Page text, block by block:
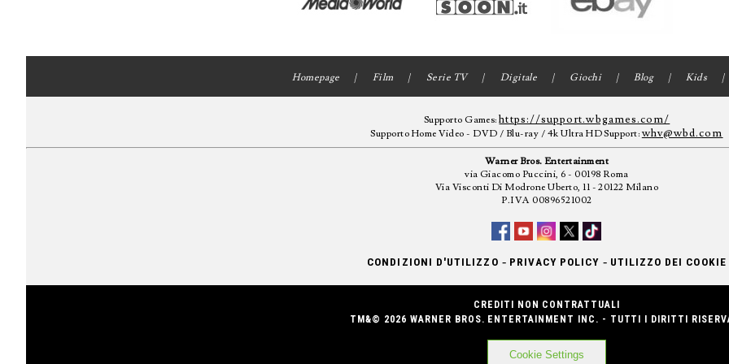
Homepage Film Serie TV Digitale Giochi Blog Kids
Supporto Games:https://support.wbgames.com/
Supporto Home Video - DVD / Blu-ray / 4k Ultra HD Support:whv@wbd.com
Warner Bros. Entertainment
via Giacomo Puccini, 6 - 00198 Roma
Via Visconti Di Modrone Uberto, 11 - 20122 Milano
P.IVA 00896521002
CONDIZIONI D'UTILIZZO - PRIVACY POLICY - UTILIZZO DEI COOKIE
CREDITI NON CONTRATTUALI
TM&© 2026 WARNER BROS. ENTERTAINMENT INC. - TUTTI I DIRITTI
Cookie Settings